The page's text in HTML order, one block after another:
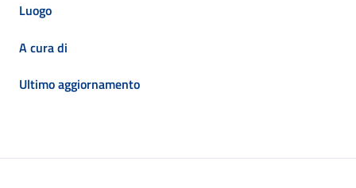
Luogo
A cura di
Ultimo aggiornamento